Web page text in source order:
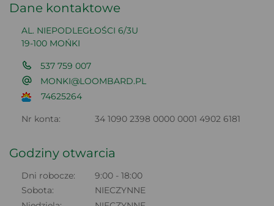
Dane kontaktowe
AL. NIEPODLEGŁOŚCI 6/3U
19-100 MOŃKI
537 759 007
MONKI@LOOMBARD.PL
74625264
Nr konta: 34 1090 2398 0000 0001 4902 6181
Godziny otwarcia
Dni robocze:
9:00 - 18:00
Sobota:
NIECZYNNE